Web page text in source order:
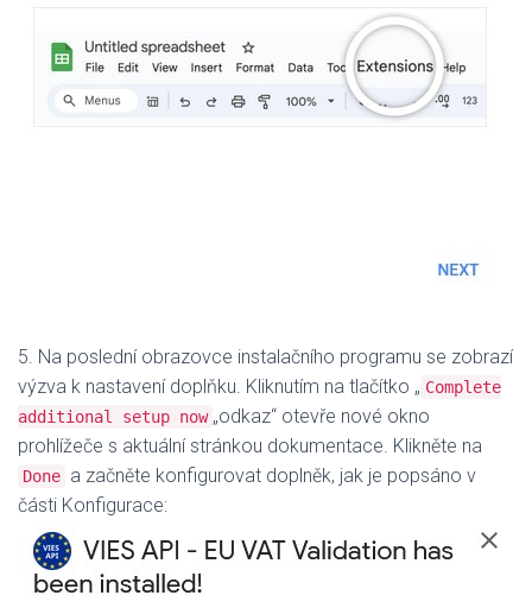
5. Na poslední obrazovce instalačního programu se zobrazí
výzva k nastavení doplňku. Kliknutím na tlačítko „ Complete
additional setup now „odkaz“ otevře nové okno
prohlížeče s aktuální stránkou dokumentace. Klikněte na
Done a začněte konfigurovat doplněk, jak je popsáno v
části Konfigurace: